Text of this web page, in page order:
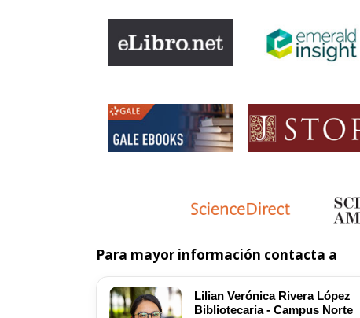
Para mayor información contacta a
Lilian Verónica Rivera López
Bibliotecaria - Campus Norte